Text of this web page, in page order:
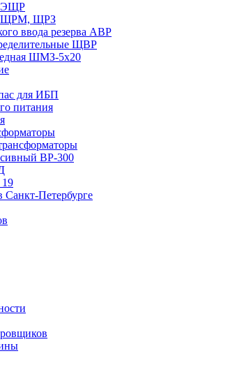
ЭЩР
ЩРМ, ЩРЗ
ввода резерва АВР
ЩВР
ШМЗ-5х20
для ИБП
питания
ВР-300
Санкт-Петербурге